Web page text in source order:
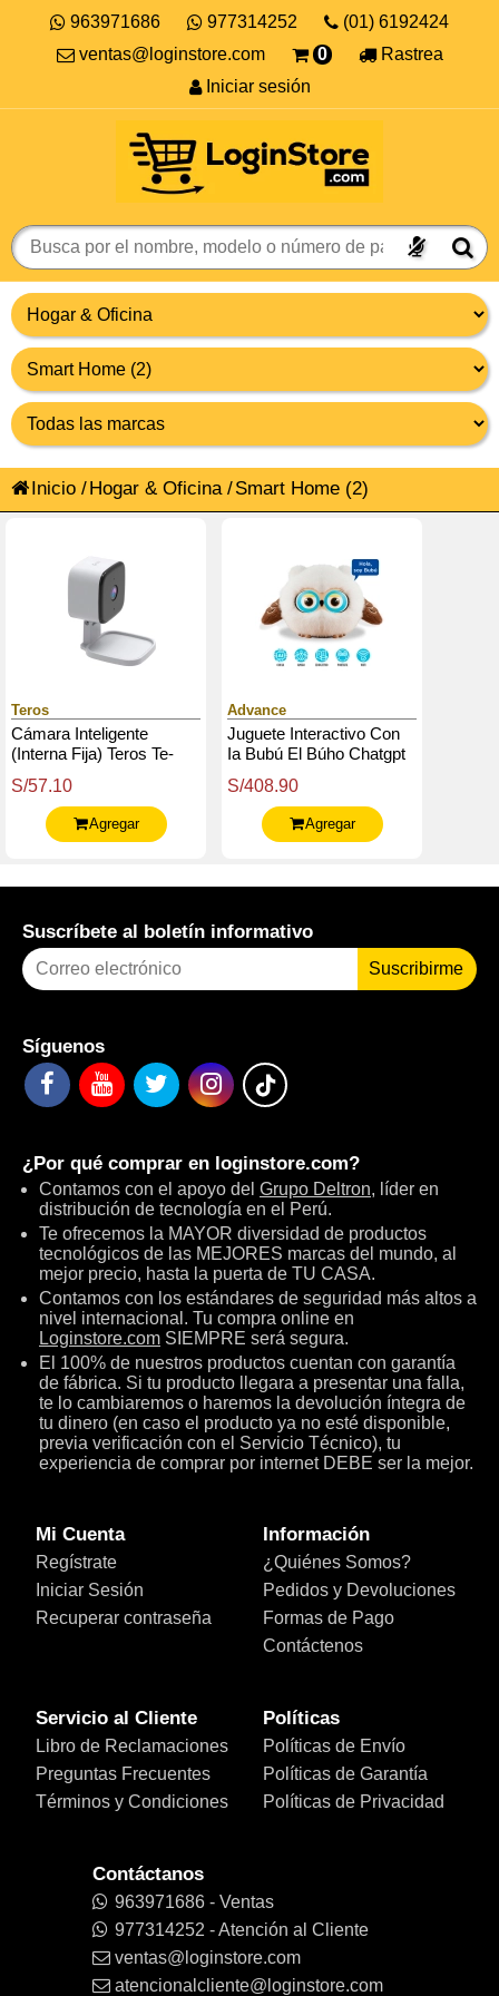
963971686 977314252
(01) 6192424
ventas@loginstore.com
0
Rastrea
Iniciar sesión
Inicio /Hogar & Oficina /Smart Home (2)
Teros
Cámara Inteligente
(Interna Fija) Teros Te-
Mp, Wi-Fi, Color Blanco
S/57.10
Agregar
Advance
Juguete Interactivo Con
Ia Bubú El Búho Chatgpt
1200Mah, Felpa
S/408.90
Agregar
Suscríbete al boletín informativo
Suscribirme
Síguenos
¿Por qué comprar en loginstore.com?
Contamos con el apoyo del Grupo Deltron, líder en
distribución de tecnología en el Perú.
Te ofrecemos la MAYOR diversidad de productos
tecnológicos de las MEJORES marcas del mundo, al
mejor precio, hasta la puerta de TU CASA.
Contamos con los estándares de seguridad más altos a
nivel internacional. Tu compra online en
Loginstore.com SIEMPRE será segura.
El 100% de nuestros productos cuentan con garantía
de fábrica. Si tu producto llegara a presentar una falla,
te lo cambiaremos o haremos la devolución íntegra de
tu dinero (en caso el producto ya no esté disponible,
previa verificación con el Servicio Técnico), tu
experiencia de comprar por internet DEBE ser la mejor.
Mi Cuenta
Regístrate
Iniciar Sesión
Recuperar contraseña
Información
¿Quiénes Somos?
Pedidos y Devoluciones
Formas de Pago
Contáctenos
Servicio al Cliente
Libro de Reclamaciones
Preguntas Frecuentes
Términos y Condiciones
Políticas
Políticas de Envío
Políticas de Garantía
Políticas de Privacidad
Contáctanos
963971686 - Ventas
977314252 - Atención al Cliente
ventas@loginstore.com
atencionalcliente@loginstore.com